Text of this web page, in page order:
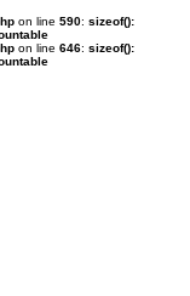
on line 590: sizeof():
on line 646: sizeof():